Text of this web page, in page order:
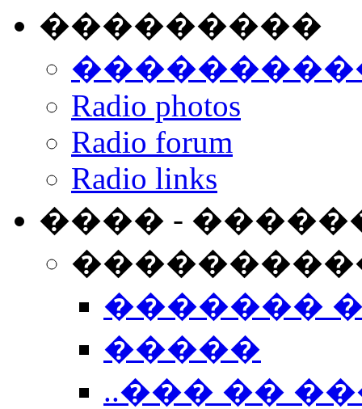
���������
Radio photos
Radio forum
Radio links
���� -
�������
�����
..��� ��